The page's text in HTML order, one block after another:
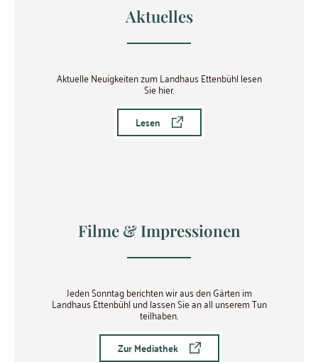
Aktuelles
Aktuelle Neuigkeiten zum Landhaus Ettenbühl lesen
Sie hier.
Lesen
Filme & Impressionen
Jeden Sonntag berichten wir aus den Gärten im
Landhaus Ettenbühl und lassen Sie an all unserem Tun
teilhaben.
Zur Mediathek